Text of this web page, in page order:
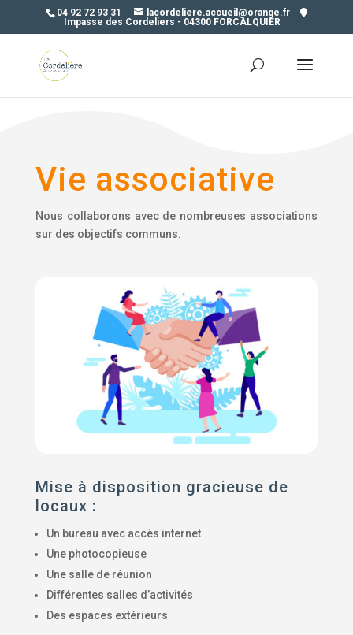
04 92 72 93 31
lacordeliere.accueil@orange.fr
Impasse des Cordeliers - 04300 FORCALQUIER
Vie associative
Nous collaborons avec de nombreuses associations
sur des objectifs communs.
Mise à disposition gracieuse de
locaux :
Un bureau avec accès internet
Une photocopieuse
Une salle de réunion
Différentes salles d’activités
Des espaces extérieurs